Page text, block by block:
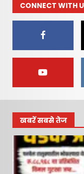
2
3
l
CONNECT WITH
खबरें सबसे तेज